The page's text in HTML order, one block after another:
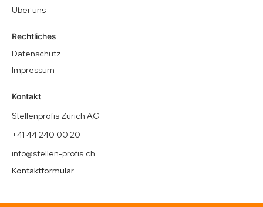
Über uns
Rechtliches
Datenschutz
Impressum
Kontakt
Stellenprofis Zürich AG
+41 44 240 00 20
info@stellen-profis.ch
Kontaktformular